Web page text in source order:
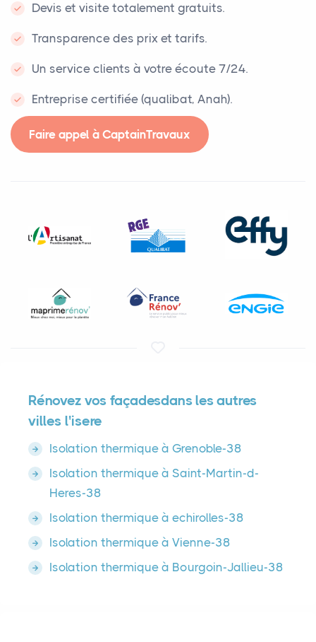
Devis et visite totalement gratuits.
Transparence des prix et tarifs.
Un service clients à votre écoute 7/24.
Entreprise certifiée (qualibat, Anah).
Faire appel à CaptainTravaux
Rénovez vos façadesdans les autres
villes l'isere
Isolation thermique à Grenoble-38
Isolation thermique à Saint-Martin-d-
Heres-38
Isolation thermique à echirolles-38
Isolation thermique à Vienne-38
Isolation thermique à Bourgoin-Jallieu-38